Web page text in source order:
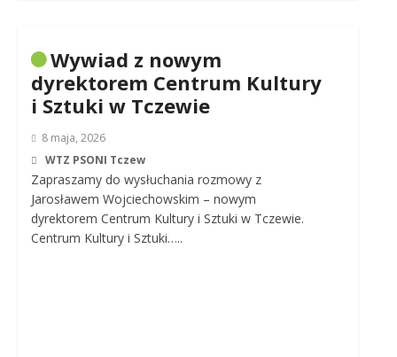
Wywiad z nowym
dyrektorem Centrum Kultury
i Sztuki w Tczewie
8 maja, 2026
WTZ PSONI Tczew
Zapraszamy do wysłuchania rozmowy z
Jarosławem Wojciechowskim – nowym
dyrektorem Centrum Kultury i Sztuki w Tczewie.
Centrum Kultury i Sztuki…..